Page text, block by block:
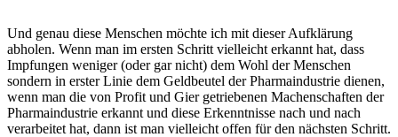
Und genau diese Menschen möchte ich mit dieser Aufklärung
abholen. Wenn man im ersten Schritt vielleicht erkannt hat, dass
Impfungen weniger (oder gar nicht) dem Wohl der Menschen
sondern in erster Linie dem Geldbeutel der Pharmaindustrie dienen,
wenn man die von Profit und Gier getriebenen Machenschaften der
Pharmaindustrie erkannt und diese Erkenntnisse nach und nach
verarbeitet hat, dann ist man vielleicht offen für den nächsten Schritt.